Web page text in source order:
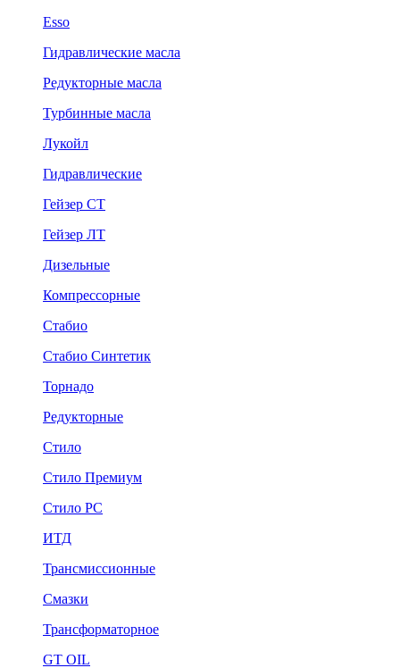
Esso
Гидравлические масла
Редукторные масла
Турбинные масла
Лукойл
Гидравлические
Гейзер СТ
Гейзер ЛТ
Дизельные
Компрессорные
Стабио
Стабио Синтетик
Торнадо
Редукторные
Стило
Стило Премиум
Стило РС
ИТД
Трансмиссионные
Смазки
Трансформаторное
GT OIL